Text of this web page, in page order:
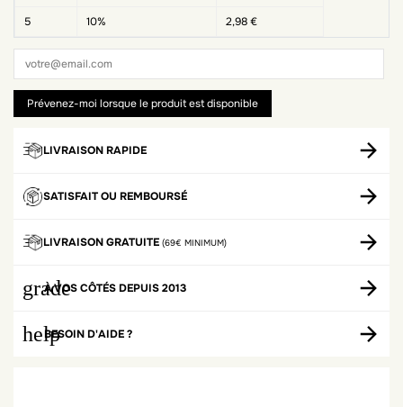
5 10% 2,98 €
LIVRAISON RAPIDE
SATISFAIT OU REMBOURSÉ
LIVRAISON GRATUITE (69€ MINIMUM)
grade
À VOS CÔTÉS DEPUIS 2013
helpBESOIN D'AIDE ?